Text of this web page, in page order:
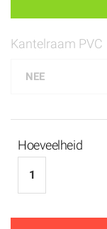
Kantelraam PVC
Hoeveelheid